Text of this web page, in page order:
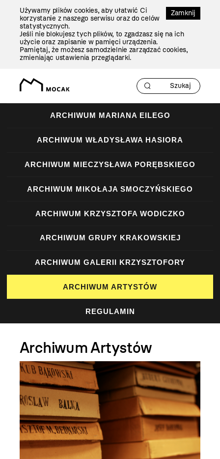
Zamknij
Używamy plików cookies, aby ułatwić Ci
korzystanie z naszego serwisu oraz do celów
statystycznych.
Jeśli nie blokujesz tych plików, to zgadzasz się na ich
użycie oraz zapisanie w pamięci urządzenia.
Pamiętaj, że możesz samodzielnie zarządzać cookies,
zmieniając ustawienia przeglądarki.
ARCHIWUM MARIANA EILEGO
ARCHIWUM WŁADYSŁAWA HASIORA
ARCHIWUM MIECZYSŁAWA PORĘBSKIEGO
ARCHIWUM MIKOŁAJA SMOCZYŃSKIEGO
ARCHIWUM KRZYSZTOFA WODICZKO
ARCHIWUM GRUPY KRAKOWSKIEJ
ARCHIWUM GALERII KRZYSZTOFORY
ARCHIWUM ARTYSTÓW
REGULAMIN
Archiwum Artystów